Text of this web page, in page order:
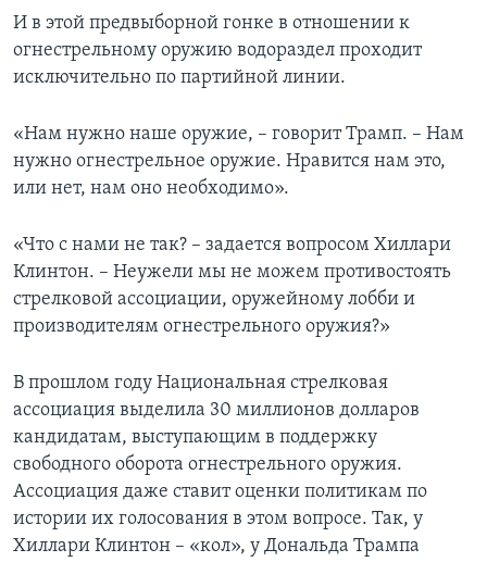
И в этой предвыборной гонке в отношении к
огнестрельному оружию водораздел проходит
исключительно по партийной линии.
«Нам нужно наше оружие, – говорит Трамп. – Нам
нужно огнестрельное оружие. Нравится нам это,
или нет, нам оно необходимо».
«Что с нами не так? – задается вопросом Хиллари
Клинтон. – Неужели мы не можем противостоять
стрелковой ассоциации, оружейному лобби и
производителям огнестрельного оружия?»
В прошлом году Национальная стрелковая
ассоциация выделила 30 миллионов долларов
кандидатам, выступающим в поддержку
свободного оборота огнестрельного оружия.
Ассоциация даже ставит оценки политикам по
истории их голосования в этом вопросе. Так, у
Хиллари Клинтон – «кол», у Дональда Трампа